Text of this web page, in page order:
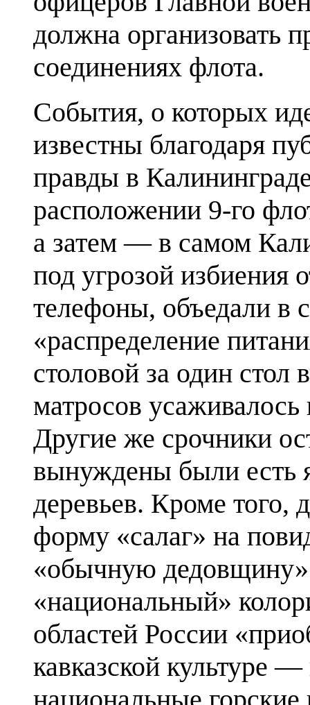
должна организовать
соединениях флота.
События, о которых
известны благодаря
правды в
расположении 9-го
а затем — в самом
под угрозой избиения
телефоны, объедали в
«распределение
столовой за один стол
матросов усаживалось
Другие же срочники
вынуждены были есть
деревьев. Кроме того,
форму «салаг» на
«обычную
«национальный»
областей России
кавказской культуре